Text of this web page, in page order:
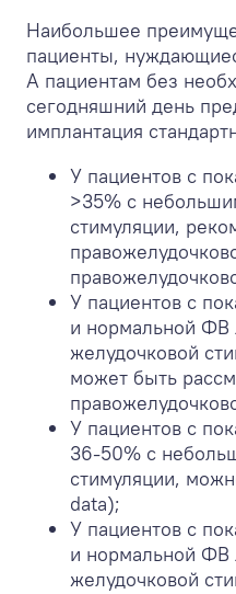
Наибольшее
пациенты,
А пациентам без
сегодняшний день
имплантация
У пациентов с
>35% с
стимуляции,
У пациентов с
и нормальной
желудочковой
может быть
У пациентов с
36-50% с
стимуляции,
data);
У пациентов с
и нормальной
желудочковой